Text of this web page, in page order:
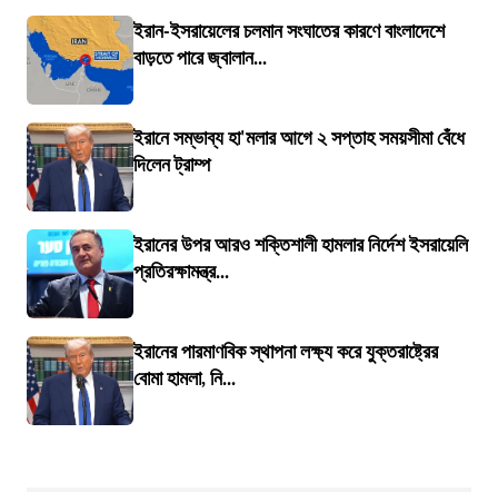
ইরান-ইসরায়েলের চলমান সংঘাতের কারণে বাংলাদেশে
বাড়তে পারে জ্বালান...
ইরানে সম্ভাব্য হা'মলার আগে ২ সপ্তাহ সময়সীমা বেঁধে
দিলেন ট্রাম্প
ইরানের উপর আরও শক্তিশালী হামলার নির্দেশ ইসরায়েলি
প্রতিরক্ষামন্ত্র...
ইরানের পারমাণবিক স্থাপনা লক্ষ্য করে যুক্তরাষ্ট্রের
বোমা হামলা, নি...